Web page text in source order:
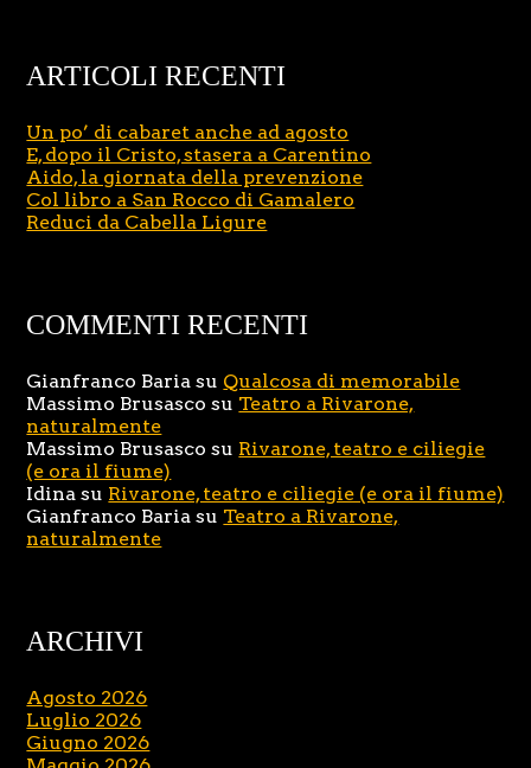
ARTICOLI RECENTI
Un po’ di cabaret anche ad agosto
E, dopo il Cristo, stasera a Carentino
Aido, la giornata della prevenzione
Col libro a San Rocco di Gamalero
Reduci da Cabella Ligure
COMMENTI RECENTI
Gianfranco Baria su Qualcosa di memorabile
Massimo Brusasco su Teatro a Rivarone,
naturalmente
Massimo Brusasco su Rivarone, teatro e ciliegie
(e ora il fiume)
Idina su Rivarone, teatro e ciliegie (e ora il fiume)
Gianfranco Baria su Teatro a Rivarone,
naturalmente
ARCHIVI
Agosto 2026
Luglio 2026
Giugno 2026